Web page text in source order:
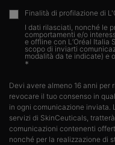
Finalità di profilazione di
I dati rilasciati, nonché le
comportamenti e/o
e offline con L’Oréal Italia
scopo di inviarti
modalità da te indicate) e
*
Devi avere almeno 16 anni
revocare il tuo consenso in
in ogni comunicazione inviata.
servizi di SkinCeuticals,
comunicazioni contenenti
nonché per la realizzazione di